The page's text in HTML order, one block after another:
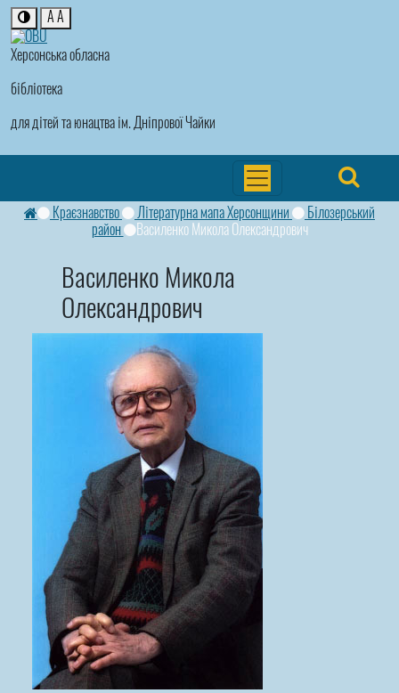
Херсонська обласна
бібліотека
для дітей та юнацтва ім. Дніпрової Чайки
A A
Краєзнавство Літературна мапа Херсонщини
Білозерський
район
Василенко Микола Олександрович
Василенко Микола
Олександрович